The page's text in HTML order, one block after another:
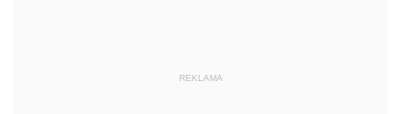
REKLAMA